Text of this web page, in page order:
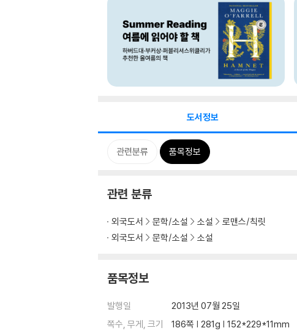
도서정보
관련분류 품목정보
관련 분류
외국도서 문학/소설 소설
로맨스/칙릿
외국도서
문학/소설 소설
품목정보
발행일
2013년 07월 25일
쪽수, 무게, 크기
186쪽 | 281g | 152*229*11mm